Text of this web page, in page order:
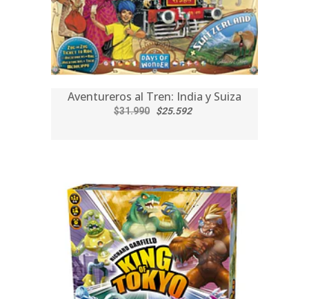
Aventureros al Tren: India y Suiza
$31.990 $25.592